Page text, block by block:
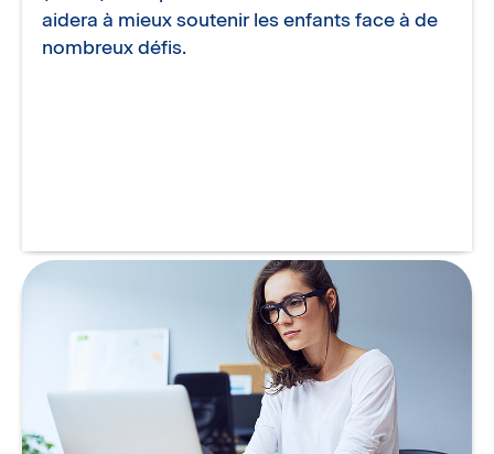
aidera à mieux soutenir les enfants face à de
nombreux défis.